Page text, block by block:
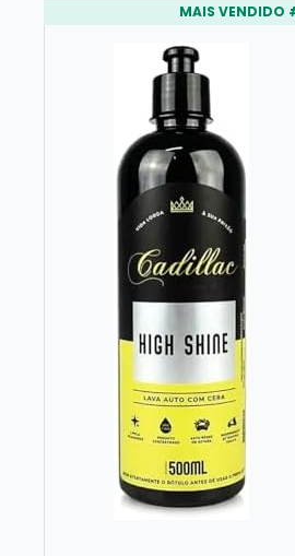
MAIS VENDIDO